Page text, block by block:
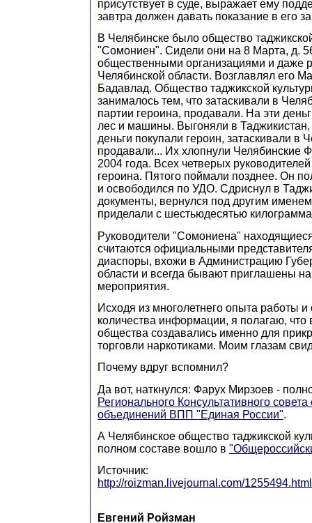
присутствует в суде, выражает ему
завтра должен давать показание в его
В Челябинске было общество
"Сомониен". Сидели они на 8 Марта, д.
общественными организациями и даже
Челябинской области. Возглавлял его
Бадавлад. Общество таджикской
занималось тем, что затаскивали в
партии героина, продавали. На эти
лес и машины. Выгоняли в
деньги покупали героин, затаскивали в
продавали... Их хлопнули Челябинские
2004 года. Всех четверых
героина. Пятого поймали позднее. Он
и освободился по УДО. Сдриснул в
документы, вернулся под другим
приделали с шестьюдесятью
Руководители "Сомониена"
считаются официальными
диаспоры, вхожи в Администрацию
области и всегда бывают приглашены
мероприятия.
Исходя из многолетнего опыта работы и
количества информации, я полагаю, что
общества создавались именно для
торговли наркотиками. Моим глазам
Почему вдруг вспомнил?
Да вот, наткнулся: Фарух Мирзоев -
Регионального Консультативного
объединений ВПП "Единая России".
А Челябинское общество таджикской
полном составе вошло в
Источник:
http://roizman.livejournal.com/1255494.html
Евгений Ройзман